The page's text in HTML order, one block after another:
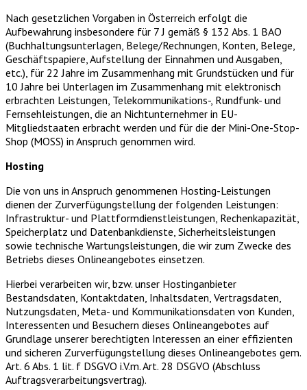
Nach gesetzlichen Vorgaben in Österreich erfolgt die
Aufbewahrung insbesondere für 7 J gemäß § 132 Abs. 1 BAO
(Buchhaltungsunterlagen, Belege/Rechnungen, Konten, Belege,
Geschäftspapiere, Aufstellung der Einnahmen und Ausgaben,
etc.), für 22 Jahre im Zusammenhang mit Grundstücken und für
10 Jahre bei Unterlagen im Zusammenhang mit elektronisch
erbrachten Leistungen, Telekommunikations-, Rundfunk- und
Fernsehleistungen, die an Nichtunternehmer in EU-
Mitgliedstaaten erbracht werden und für die der Mini-One-Stop-
Shop (MOSS) in Anspruch genommen wird.
Hosting
Die von uns in Anspruch genommenen Hosting-Leistungen
dienen der Zurverfügungstellung der folgenden Leistungen:
Infrastruktur- und Plattformdienstleistungen, Rechenkapazität,
Speicherplatz und Datenbankdienste, Sicherheitsleistungen
sowie technische Wartungsleistungen, die wir zum Zwecke des
Betriebs dieses Onlineangebotes einsetzen.
Hierbei verarbeiten wir, bzw. unser Hostinganbieter
Bestandsdaten, Kontaktdaten, Inhaltsdaten, Vertragsdaten,
Nutzungsdaten, Meta- und Kommunikationsdaten von Kunden,
Interessenten und Besuchern dieses Onlineangebotes auf
Grundlage unserer berechtigten Interessen an einer effizienten
und sicheren Zurverfügungstellung dieses Onlineangebotes gem.
Art. 6 Abs. 1 lit. f DSGVO i.V.m. Art. 28 DSGVO (Abschluss
Auftragsverarbeitungsvertrag).